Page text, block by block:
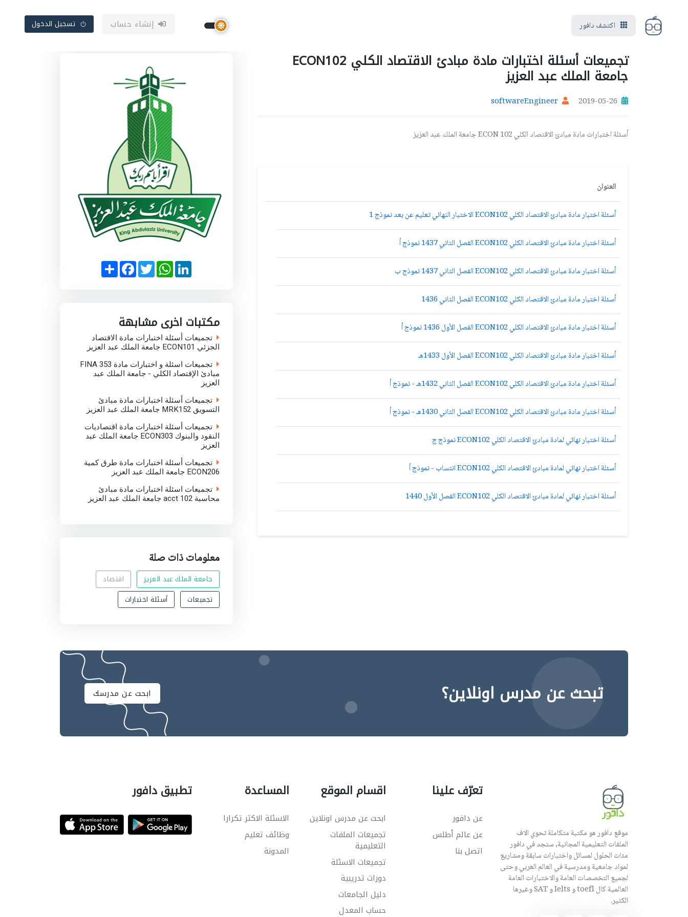
اكتشف دافور إنشاء حساب تسجيل الدخول
تجميعات أسئلة اختبارات مادة مبادئ الاقتصاد الكلي ECON102
جامعة الملك عبد العزيز
2019-05-26
softwareEngineer
أسئلة اختبارات مادة مبادئ الاقتصاد الكلي ECON 102 جامعة الملك عبد العزيز
العنوان
أسئلة اختبار مادة مبادئ الاقتصاد الكلي ECON102 الاختبار النهائي تعليم عن بعد نموذج 1
أسئلة اختبار مادة مبادئ الاقتصاد الكلي ECON102 الفصل الثاني 1437 نموذج أ
أسئلة اختبار مادة مبادئ الاقتصاد الكلي ECON102 الفصل الثاني 1437 نموذج ب
أسئلة اختبار مادة مبادئ الاقتصاد الكلي ECON102 الفصل الثاني 1436
أسئلة اختبار مادة مبادئ الاقتصاد الكلي ECON102 الفصل الأول 1436 نموذج أ
أسئلة اختبار مادة مبادئ الاقتصاد الكلي ECON102 الفصل الأول 1433هـ
أسئلة اختبار مادة مبادئ الاقتصاد الكلي ECON102 الفصل الثاني 1432هـ - نموذج أ
أسئلة اختبار مادة مبادئ الاقتصاد الكلي ECON102 الفصل الثاني 1430هـ - نموذج أ
أسئلة اختبار نهائي لمادة مبادئ الاقتصاد الكلي ECON102 نموذج ج
أسئلة اختبار نهائي لمادة مبادئ الاقتصاد الكلي ECON102 انتساب - نموذج أ
أسئلة اختبار نهائي لمادة مبادئ الاقتصاد الكلي ECON102 الفصل الأول 1440
S
h
a
F
a
c
k
T
w
i
W
h
a
p
L
i
n
n
مكتبات اخرى مشابهة
تجميعات أسئلة اختبارات مادة الاقتصاد
الجزئي ECON101 جامعة الملك عبد العزيز
تجميعات اسئلة و اختبارات مادة FINA 353
مبادئ الإقتصاد الكلي - جامعة الملك عبد
العزيز
تجميعات أسئلة اختبارات مادة مبادئ
التسويق MRK152 جامعة الملك عبد العزيز
تجميعات أسئلة اختبارات مادة اقتصاديات
النقود والبنوك ECON303 جامعة الملك عبد
العزيز
تجميعات أسئلة اختبارات مادة طرق كمية
ECON206 جامعة الملك عبد العزيز
تجميعات اسئلة اختبارات مادة مبادئ
محاسبة acct 102 جامعة الملك عبد العزيز
معلومات ذات صلة
جامعة الملك عبد العزيز
اقتصاد
تجميعات
أسئلة اختبارات
تبحث عن مدرس اونلاين؟ ابحث عن مدرسك
موقع دافور هو مكتبة متكاملة تحوي الاف
الملفات التعليمية المجانية, ستجد في دافور
مئات الحلول لمسائل واختبارات سابقة ومشاريع
لمواد جامعية ومدرسية في العالم العربي وحتى
لجميع التخصصات العامة والاختبارات العامة
العالمية كال toefl و Ielts و SAT وغيرها
الكثير.
تعرّف علينا
عن دافور
عن عالم أطلس
اتصل بنا
اقسام الموقع
ابحث عن مدرس اونلاين
تجميعات الملفات
التعليمية
تجميعات الاسئلة
دورات تدريبية
دليل الجامعات
حساب المعدل
المساعدة
الاسئلة الاكثر تكرارا
وظائف تعليم
المدونة
تطبيق دافور